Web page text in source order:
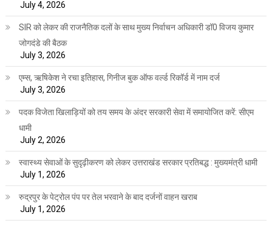
July 4, 2026
SIR को लेकर की राजनैतिक दलों के साथ मुख्य निर्वाचन अधिकारी डॉ0 विजय कुमार
जोगदंडे की बैठक
July 3, 2026
एम्स, ऋषिकेश ने रचा इतिहास, गिनीज बुक ऑफ वर्ल्ड रिकॉर्ड में नाम दर्ज
July 3, 2026
पदक विजेता खिलाड़ियों को तय समय के अंदर सरकारी सेवा में समायोजित करें: सीएम
धामी
July 2, 2026
स्वास्थ्य सेवाओं के सुदृढ़ीकरण को लेकर उत्तराखंड सरकार प्रतिबद्ध : मुख्यमंत्री धामी
July 1, 2026
रुद्रपुर के पेट्रोल पंप पर तेल भरवाने के बाद दर्जनों वाहन खराब
July 1, 2026